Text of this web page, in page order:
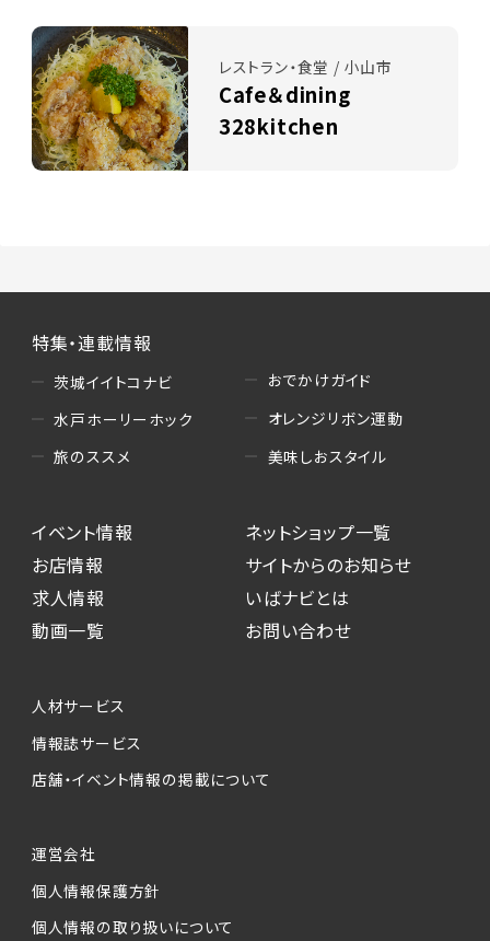
レストラン・食堂 / 小山市
Cafe＆dining
328kitchen
特集・連載情報
茨城イイトコナビ
水戸ホーリーホック
旅のススメ
おでかけガイド
オレンジリボン運動
美味しおスタイル
イベント情報
お店情報
求人情報
動画一覧
ネットショップ一覧
サイトからのお知らせ
いばナビとは
お問い合わせ
人材サービス
情報誌サービス
店舗・イベント情報の掲載について
運営会社
個人情報保護方針
個人情報の取り扱いについて